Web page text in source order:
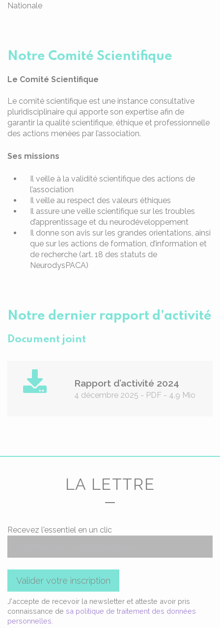
Nationale
Notre Comité Scientifique
Le Comité Scientifique
Le comité scientifique est une instance consultative
pluridisciplinaire qui apporte son expertise afin de
garantir la qualité scientifique, éthique et professionnelle
des actions menées par l’association.
Ses missions
Il veille à la validité scientifique des actions de
l’association
Il veille au respect des valeurs éthiques
Il assure une veille scientifique sur les troubles
d’apprentissage et du neurodéveloppement
Il donne son avis sur les grandes orientations, ainsi
que sur les actions de formation, d’information et
de recherche (art. 18 des statuts de
NeurodysPACA)
Notre dernier rapport d’activité
Document joint
Rapport d’activité 2024
4 décembre 2025 - PDF - 4.9 Mio
LA LETTRE
Recevez l'essentiel en un clic
Valider votre inscription
J'accepte de recevoir la newsletter et atteste avoir pris
connaissance de sa politique de traitement des données
personnelles